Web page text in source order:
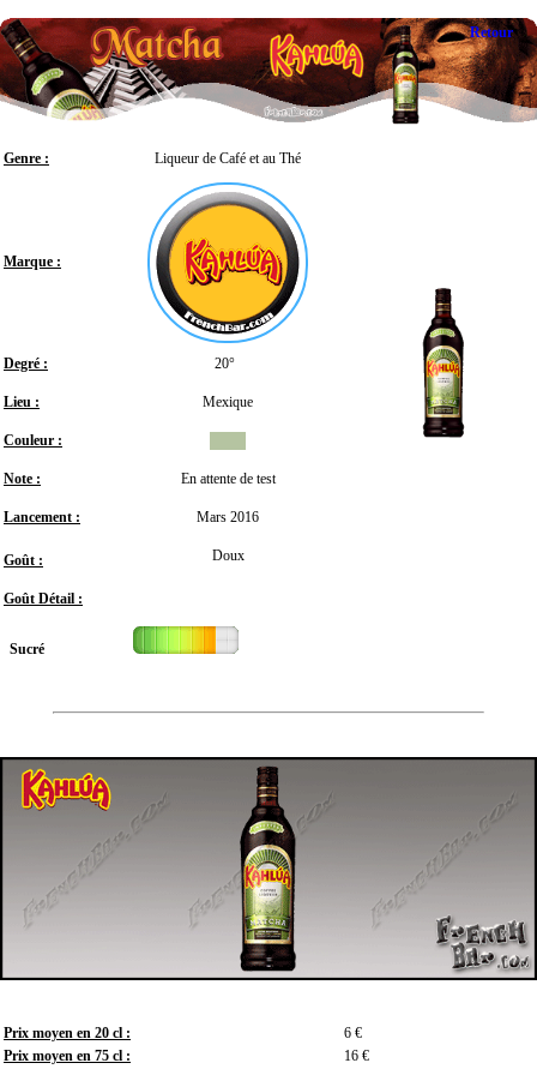
Retour
Genre : Liqueur de Café et au Thé
Marque :
Degré : 20°
Lieu : Mexique
Couleur :
Note : En attente de test
Lancement : Mars 2016
Goût : Doux
Goût Détail :
Sucré
Prix moyen en 20 cl :
6 €
Prix moyen en 75 cl :
16 €